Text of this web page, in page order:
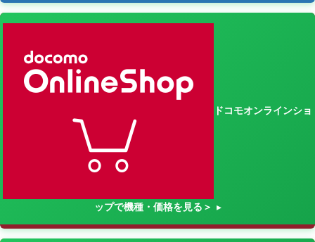
ドコモオンラインショ
ップで機種・価格を見る＞